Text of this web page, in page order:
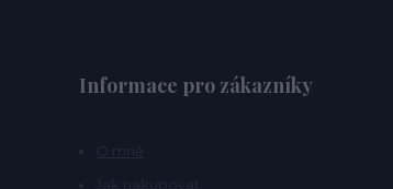
Informace pro zákazníky